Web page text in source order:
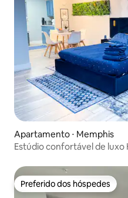
Apartamento ⋅ Memphis
Estúdio confortável de luxo
Preferido dos hóspedes
Preferido dos hóspedes